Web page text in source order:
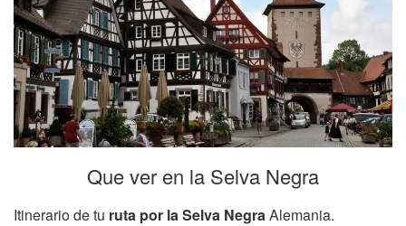
Que ver en la Selva Negra
Itinerario de tu ruta por la Selva NegraAlemania.